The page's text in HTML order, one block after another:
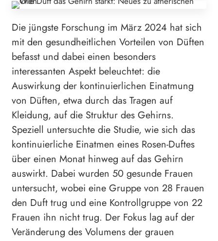
Die jüngste Forschung im März 2024 hat sich
mit den gesundheitlichen Vorteilen von Düften
befasst und dabei einen besonders
interessanten Aspekt beleuchtet: die
Auswirkung der kontinuierlichen Einatmung
von Düften, etwa durch das Tragen auf
Kleidung, auf die Struktur des Gehirns.
Speziell untersuchte die Studie, wie sich das
kontinuierliche Einatmen eines Rosen-Duftes
über einen Monat hinweg auf das Gehirn
auswirkt. Dabei wurden 50 gesunde Frauen
untersucht, wobei eine Gruppe von 28 Frauen
den Duft trug und eine Kontrollgruppe von 22
Frauen ihn nicht trug. Der Fokus lag auf der
Veränderung des Volumens der grauen